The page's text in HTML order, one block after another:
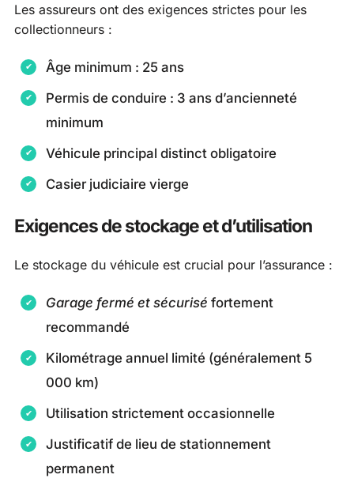
Les assureurs ont des exigences strictes pour les
collectionneurs :
Âge minimum : 25 ans
Permis de conduire : 3 ans d’ancienneté
minimum
Véhicule principal distinct obligatoire
Casier judiciaire vierge
Exigences de stockage et d’utilisation
Le stockage du véhicule est crucial pour l’assurance :
Garage fermé et sécurisé fortement
recommandé
Kilométrage annuel limité (généralement 5
000 km)
Utilisation strictement occasionnelle
Justificatif de lieu de stationnement
permanent